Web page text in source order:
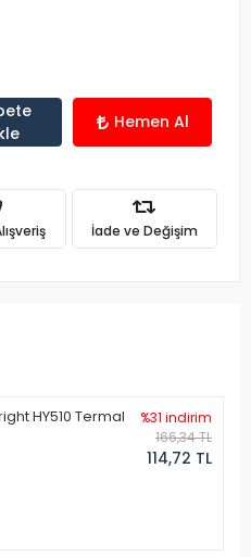
Hemen Al
İade ve Değişim
HY510 Termal
%31 indirim
166,34 TL
114,72 TL